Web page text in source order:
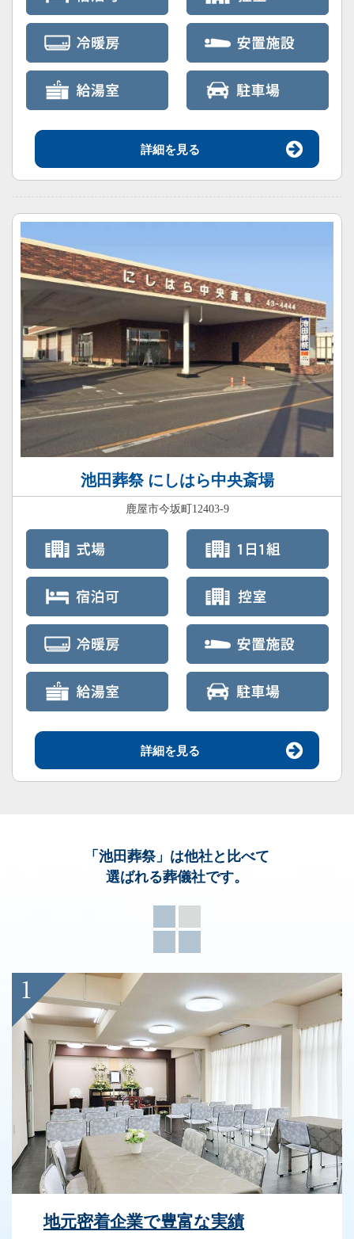
詳細を見る
池田葬祭 にしはら中央斎場
鹿屋市今坂町12403-9
詳細を見る
「池田葬祭」 は他社と比べて
選ばれる葬儀社です。
地元密着企業で豊富な実績